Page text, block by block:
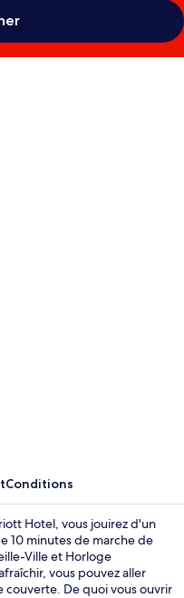
Conditions
Hotel, vous jouirez d'un
10 minutes de marche de
Ville et Horloge
vous pouvez aller
De quoi vous ouvrir